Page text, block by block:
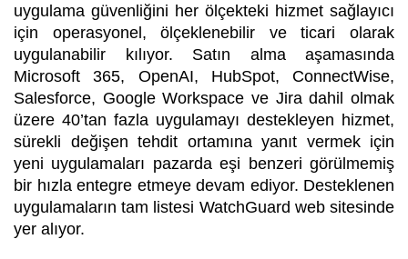
uygulama güvenliğini her ölçekteki hizmet sağlayıcı
için operasyonel, ölçeklenebilir ve ticari olarak
uygulanabilir kılıyor. Satın alma aşamasında
Microsoft 365, OpenAI, HubSpot, ConnectWise,
Salesforce, Google Workspace ve Jira dahil olmak
üzere 40’tan fazla uygulamayı destekleyen hizmet,
sürekli değişen tehdit ortamına yanıt vermek için
yeni uygulamaları pazarda eşi benzeri görülmemiş
bir hızla entegre etmeye devam ediyor. Desteklenen
uygulamaların tam listesi WatchGuard web sitesinde
yer alıyor.